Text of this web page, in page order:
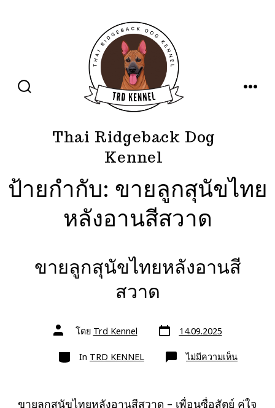
Thai Ridgeback Dog
Kennel
ป้ายกำกับ: ขายลูกสุนัขไทย
หลังอานสีสวาด
ขายลูกสุนัขไทยหลังอานสี
สวาด
ผู้
เขียน โดย Trd Kennel วัน
ที่
เรื่อง
14.09.2025
หมวด
In TRD KENNEL ไม่มีความเห็นบน
ขาย
หลัง
ขายลูกสุนัขไทยหลังอานสีสวาด – เพื่อนซื่อสัตย์ คู่ใจ